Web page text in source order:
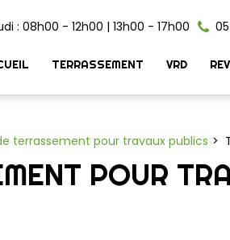
: 08h00 - 12h00 | 13h00 - 17h00
TERRASSEMENT VRD
terrassement pour travaux publics
POUR